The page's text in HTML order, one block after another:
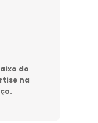
do
na